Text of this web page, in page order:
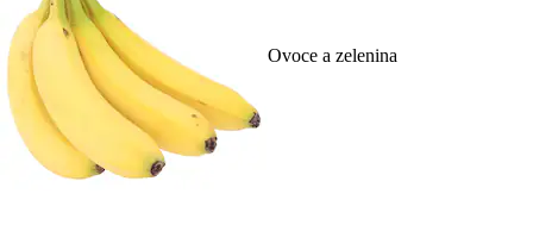
Ovoce a zelenina